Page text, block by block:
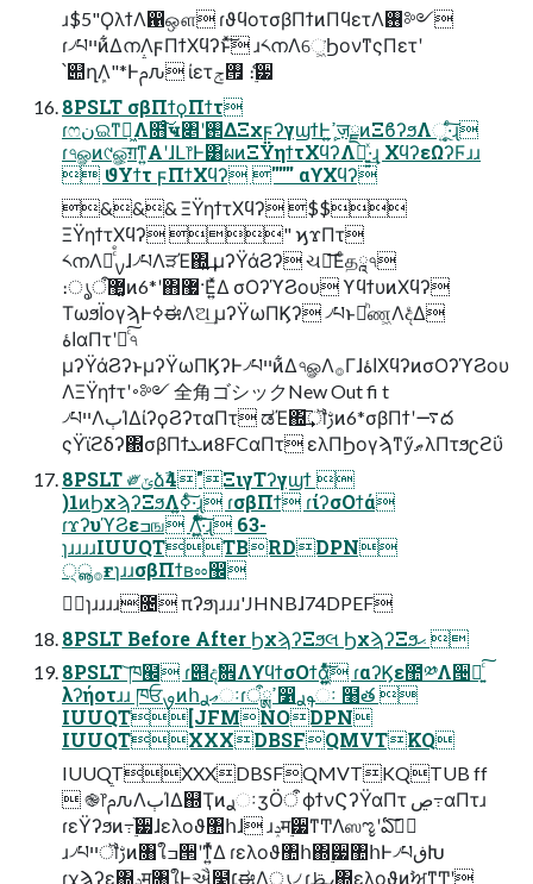
ɹ$5"ϘλϯΛ഑ஔ ɾϑϥοτσβΠϯͷΠϥετΛ࢖༻
ɾ৴པײͷ͋ΔനΛϝΠϯΧϥʔͱͯ͠ ɹ༨നΛେ͖͘ϦονͳςΠετʹ
՝୊ղܾΛ"*Ͱࢧԉ ίετ࡟ݮ ެ։࣮੷
8PSLT σβΠϯϙΠϯτ
ɾෆنଇͳಈ͖Λ໛ͨ͠ҹ৅ʹ࢒ΔΞχϝʔγϣϯͰߴ͍ٕज़ྗͷΞϐʔϧΛૂ͍·ͨ͠ɻ
ɾ৭ௐͷ୯ௐ͕͞ग़ͳ͍Α͏ʹɺԼ෦Ͱ͸ผͷΞΫηϯτΧϥʔΛ༻͍͍ͯ·͢ɻ ΧϥʔεΩʔϜɹɹ
 ϑΥϯτ ϝΠϯΧϥʔ '''''' αϒΧϥʔ
&&& ΞΫηϯτΧϥʔ $$
ΞΫηϯτΧϥʔ " ϗϫΠτ
༨നΛࡍཱͨͤɺ৴པΛੜΈ΍͍͢ μʔΫάϨʔ ચ࿅͞Εͨதཱ৭
։ൃऀ޲͚ͷ6*ʹ΋޷·Ε͍ͯΔ σΟʔϓϨου ϒϥϯυͷΧϥʔ
ΤωϧΪογϡͰߦಈΛଅ͢ μʔΫωΠϏʔ ৴པͱམͪண͖ΛදͤΔ
اۀαΠτʹదͨ͠৭
μʔΫάϨʔͱμʔΫωΠϏʔͰ৴པײͷ͋Δ৭ௐΛ࡞ΓɺاۀΧϥʔͷσΟʔϓϨου
ΛΞΫηϯτʹ࠾༻ 全角ゴシックNew Out fi t
৴པײΛٻΊΔίʔϙϨʔταΠτ ಡΈ΍͢͞ॏࢹͷ6*σβΠϯʹ࠷ద
ςΫϊϩδʔ΍σβΠϯܥͷ8FCαΠτ ελΠϦογϡͳӳޠλΠτϧʗϩΰ
8PSLT ༗ݶձࣾ4"ΞιγΤʔγϣϯ 
)1ͷϦχϡʔΞϧΛߦ͍·ͨ͠ɻ ɾσβΠϯ ɾίʔσΟϯά
ɾϫʔυϓϨεߏங Λ͍͖ͤͯͨͩ͞·ͨ͠ɻ 63-
ɿɹɹɹɹIUUQTTBRDDPN
੍࡞ൣғɿɹɹσβΠϯʙೲ඼
ظؒɿɹɹɹɹ೔ πʔϧɿɹɹɹ'JHNBɺ74DPEF
8PSLT Before After ϦχϡʔΞϧલ ϦχϡʔΞϧޙ 
8PSLT ͝ཁ๬ ɾ୅දࣗ਎ΛϒϥϯσΟϯά͍͖͍ͯͨ͠ ɾαʔϏε಺༰Λ੔ཧ͍ͨ͠
λʔήοτɹɹ ཁਓࡐͷհޢࢪઃɾߴྸऀ෱ࢱࢪઃ ໨త 
IUUQT[JFMNODPN
IUUQTXXXDBSFQMVTKQ
IUUQTXXXDBSFQMVTKQTUB ff
 ֎෦ࢧԉΛٻΊΔ஍ҬͷࢪઃӡӦऀ ϕϯνϚʔΫαΠτ ڝ߹αΠτɹ
ɾεΫʔϧͷ߹࣮֨੷ɺελοϑ঺հɺ ɹݚम࣮੷ͳͲΛஸೡʹఏࣔ͠
ɹ৴པײॏࢹͷ৘ใߏ੒ʹͳ͍ͬͯΔ ɾελοϑ঺հ΍࣮੷঺հͰ৴པڧԽ
ɾχϡʔε΍ݚम৘ใͰઐ໳׆ಈΛൃ৴ ɾߨࢣ΍ελοϑͷࣸਅͳͲʹ